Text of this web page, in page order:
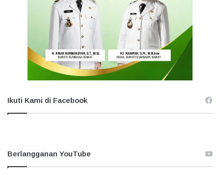
Ikuti Kami di Facebook
Berlangganan YouTube